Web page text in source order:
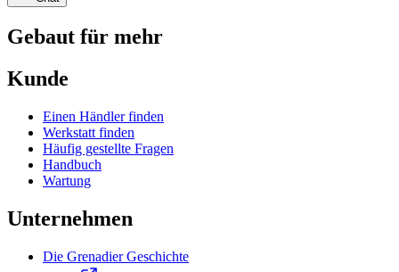
Gebaut für mehr
Kunde
Einen Händler finden
Werkstatt finden
Häufig gestellte Fragen
Handbuch
Wartung
Unternehmen
Die Grenadier Geschichte